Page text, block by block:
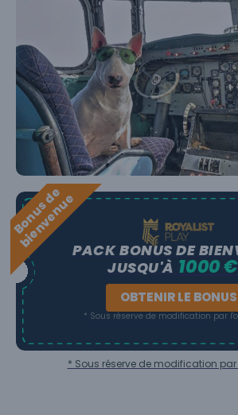
B
o
n
u
s
d
e
b
i
e
n
v
e
n
u
ePACK BONUS DE
JUSQU'À 1000
OBTENIR LE BONUS
* Sous réserve de modification par
* Sous réserve de modification